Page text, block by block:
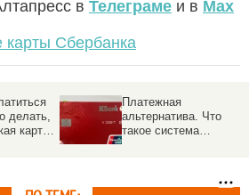
в Телеграме и в Max
Сбербанка
делать,
карта
Платежная
альтернатива. Что
такое система